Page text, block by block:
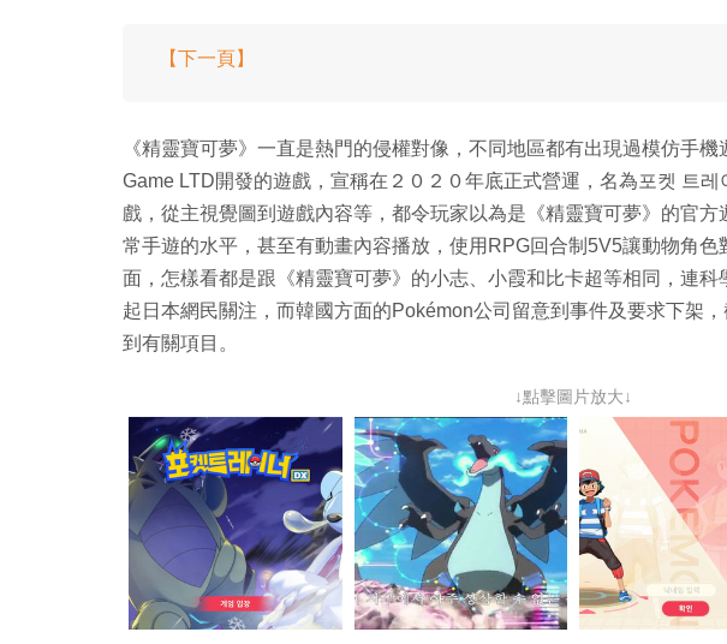
【下一頁】
《精靈寶可夢》一直是熱門的侵權對像，不同地區都有出現過模仿手
Game LTD開發的遊戲，宣稱在２０２０年底正式營運，名為포켓 트
戲，從主視覺圖到遊戲內容等，都令玩家以為是《精靈寶可夢》的官
常手遊的水平，甚至有動畫內容播放，使用RPG回合制5V5讓動物角
面，怎樣看都是跟《精靈寶可夢》的小志、小霞和比卡超等相同，連科
起日本網民關注，而韓國方面的Pokémon公司留意到事件及要求下架
到有關項目。
↓點擊圖片放大↓